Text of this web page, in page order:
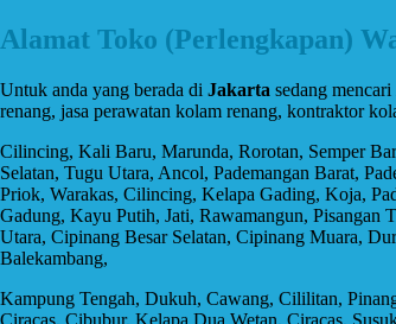
Alamat Toko (Perlengkapan)
Untuk anda yang berada di Jakarta sedang mencari
renang, jasa perawatan kolam renang, kontraktor
Cilincing, Kali Baru, Marunda, Rorotan, Semper
Selatan, Tugu Utara, Ancol, Pademangan Barat,
Priok, Warakas, Cilincing, Kelapa Gading, Koja,
Gadung, Kayu Putih, Jati, Rawamangun, Pisangan
Utara, Cipinang Besar Selatan, Cipinang Muara,
Balekambang,
Kampung Tengah, Dukuh, Cawang, Cililitan,
Ciracas, Cibubur, Kelapa Dua Wetan, Ciracas,